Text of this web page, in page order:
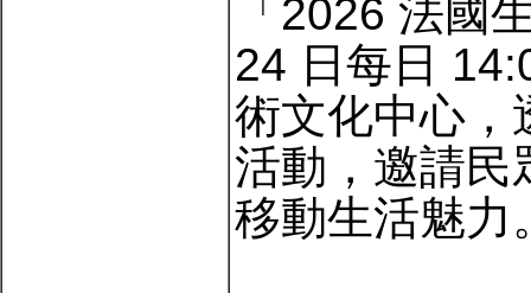
「2026 法國
24 日每日
術文化中心，
活動，邀請民
移動生活魅力